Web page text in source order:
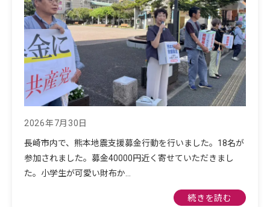
2026年7月30日
長崎市内で、熊本地震支援募金行動を行いました。18名が
参加されました。募金40000円近く寄せていただきまし
た。小学生が可愛い財布か…
続きを読む